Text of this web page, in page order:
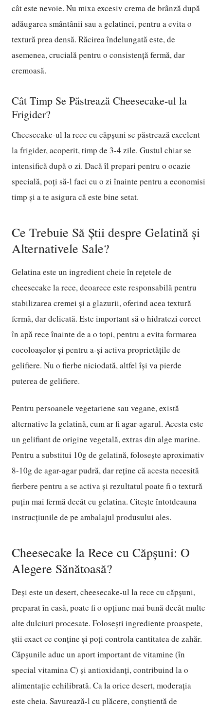
cât este nevoie. Nu mixa excesiv crema de brânză după
adăugarea smântânii sau a gelatinei, pentru a evita o
textură prea densă. Răcirea îndelungată este, de
asemenea, crucială pentru o consistență fermă, dar
cremoasă.
Cât Timp Se Păstrează Cheesecake-ul la
Frigider?
Cheesecake-ul la rece cu căpșuni se păstrează excelent
la frigider, acoperit, timp de 3-4 zile. Gustul chiar se
intensifică după o zi. Dacă îl prepari pentru o ocazie
specială, poți să-l faci cu o zi înainte pentru a economisi
timp și a te asigura că este bine setat.
Ce Trebuie Să Știi despre Gelatină și
Alternativele Sale?
Gelatina este un ingredient cheie în rețetele de
cheesecake la rece, deoarece este responsabilă pentru
stabilizarea cremei și a glazurii, oferind acea textură
fermă, dar delicată. Este important să o hidratezi corect
în apă rece înainte de a o topi, pentru a evita formarea
cocoloașelor și pentru a-și activa proprietățile de
gelifiere. Nu o fierbe niciodată, altfel își va pierde
puterea de gelifiere.
Pentru persoanele vegetariene sau vegane, există
alternative la gelatină, cum ar fi agar-agarul. Acesta este
un gelifiant de origine vegetală, extras din alge marine.
Pentru a substitui 10g de gelatină, folosește aproximativ
8-10g de agar-agar pudră, dar reține că acesta necesită
fierbere pentru a se activa și rezultatul poate fi o textură
puțin mai fermă decât cu gelatina. Citește întotdeauna
instrucțiunile de pe ambalajul produsului ales.
Cheesecake la Rece cu Căpșuni: O
Alegere Sănătoasă?
Deși este un desert, cheesecake-ul la rece cu căpșuni,
preparat în casă, poate fi o opțiune mai bună decât multe
alte dulciuri procesate. Folosești ingrediente proaspete,
știi exact ce conține și poți controla cantitatea de zahăr.
Căpșunile aduc un aport important de vitamine (în
special vitamina C) și antioxidanți, contribuind la o
alimentație echilibrată. Ca la orice desert, moderația
este cheia. Savurează-l cu plăcere, conștientă de